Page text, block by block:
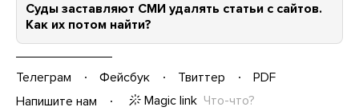
Суды заставляют СМИ удалять статьи с сайтов.
Как их потом найти?
Телеграм Фейсбук Твиттер
PDF
Напишите нам
Magic link Что-что?